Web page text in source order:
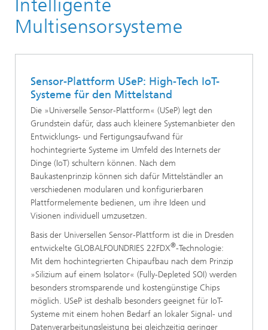
Intelligente
Multisensorsysteme
Sensor-Plattform USeP: High-Tech IoT-
Systeme für den Mittelstand
Die »Universelle Sensor-Plattform« (USeP) legt den
Grundstein dafür, dass auch kleinere Systemanbieter den
Entwicklungs- und Fertigungsaufwand für
hochintegrierte Systeme im Umfeld des Internets der
Dinge (IoT) schultern können. Nach dem
Baukastenprinzip können sich dafür Mittelständler an
verschiedenen modularen und konfigurierbaren
Plattformelemente bedienen, um ihre Ideen und
Visionen individuell umzusetzen.
Basis der Universellen Sensor-Plattform ist die in Dresden
entwickelte GLOBALFOUNDRIES 22FDX®-Technologie:
Mit dem hochintegrierten Chipaufbau nach dem Prinzip
»Silizium auf einem Isolator« (Fully-Depleted SOI) werden
besonders stromsparende und kostengünstige Chips
möglich. USeP ist deshalb besonders geeignet für IoT-
Systeme mit einem hohen Bedarf an lokaler Signal- und
Datenverarbeitungsleistung bei gleichzeitig geringer